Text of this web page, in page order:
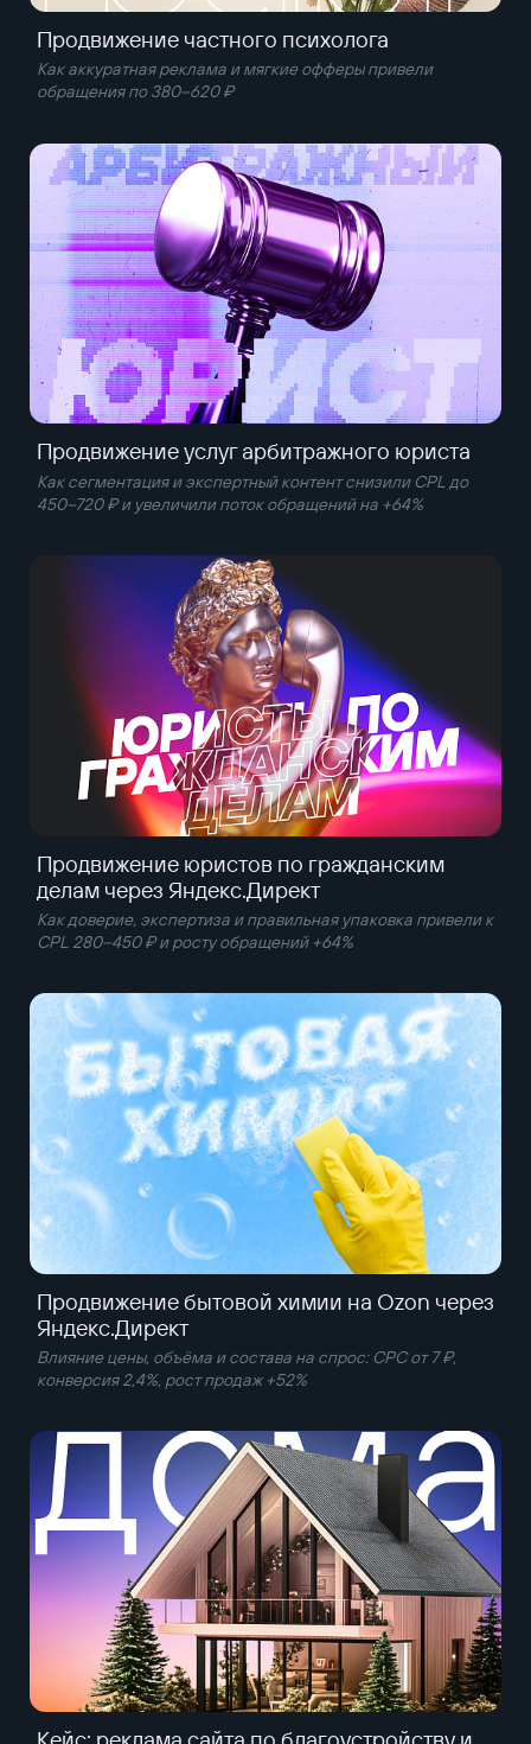
Продвижение частного психолога
Как аккуратная реклама и мягкие офферы привели
обращения по 380–620 ₽
Продвижение услуг арбитражного юриста
Как сегментация и экспертный контент снизили CPL до
450–720 ₽ и увеличили поток обращений на +64%
Продвижение юристов по гражданским
делам через Яндекс.Директ
Как доверие, экспертиза и правильная упаковка привели к
CPL 280–450 ₽ и росту обращений +64%
Продвижение бытовой химии на Ozon через
Яндекс.Директ
Влияние цены, объёма и состава на спрос: CPC от 7 ₽,
конверсия 2,4%, рост продаж +52%